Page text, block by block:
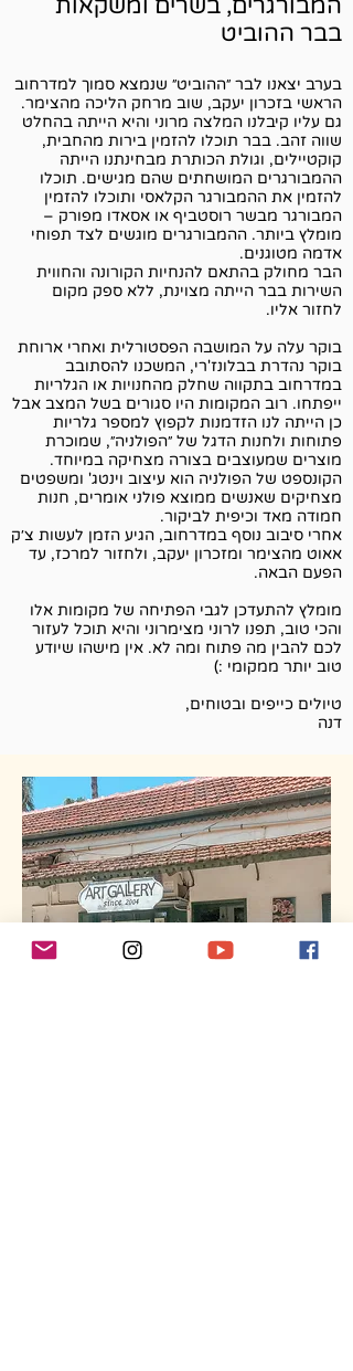
המבורגרים, בשרים ומשקאות
בבר ההוביט
בערב יצאנו לבר ״ההוביט״ שנמצא סמוך למדרחוב
הראשי בזכרון יעקב, שוב מרחק הליכה מהצימר.
גם עליו קיבלנו המלצה מרוני והיא הייתה בהחלט
שווה זהב. בבר תוכלו להזמין בירות מהחבית,
קוקטיילים, וגולת הכותרת מבחינתנו הייתה
ההמבורגרים המושחתים שהם מגישים. תוכלו
להזמין את ההמבורגר הקלאסי ותוכלו להזמין
המבורגר מבשר רוסטביף או אסאדו מפורק –
מומלץ ביותר. ההמבורגרים מוגשים לצד תפוחי
אדמה מטוגנים.
הבר מחולק בהתאם להנחיות הקורונה והחווית
השירות בבר הייתה מצוינת, ללא ספק מקום
לחזור אליו.
בוקר עלה על המושבה הפסטורלית ואחרי ארוחת
בוקר נהדרת בבלונז'רי, המשכנו להסתובב
במדרחוב בתקווה שחלק מהחנויות או הגלריות
ייפתחו. רוב המקומות היו סגורים בשל המצב אבל
כן הייתה לנו הזדמנות לקפוץ למספר גלריות
פתוחות ולחנות הדגל של ״הפולניה״, שמוכרת
מוצרים שמעוצבים בצורה מצחיקה במיוחד.
הקונספט של הפולניה הוא עיצוב וינטג' ומשפטים
מצחיקים שאנשים ממוצא פולני אומרים, חנות
חמודה מאד וכיפית לביקור.
אחרי סיבוב נוסף במדרחוב, הגיע הזמן לעשות צ׳ק
אאוט מהצימר ומזכרון יעקב, ולחזור למרכז, עד
הפעם הבאה.
מומלץ להתעדכן לגבי הפתיחה של מקומות אלו
והכי טוב, תפנו לרוני מצימרוני והיא תוכל לעזור
לכם להבין מה פתוח ומה לא. אין מישהו שיודע
טוב יותר ממקומי :)
טיולים כייפים ובטוחים,
דנה